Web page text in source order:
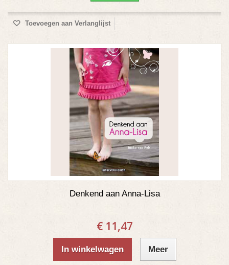
Toevoegen aan Verlanglijst
Denkend aan Anna-Lisa
€ 11,47
In winkelwagen Meer